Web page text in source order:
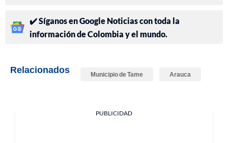
✔️ Síganos en Google Noticias con toda la
información de Colombia y el mundo.
Relacionados Municipio de Tame Arauca
PUBLICIDAD